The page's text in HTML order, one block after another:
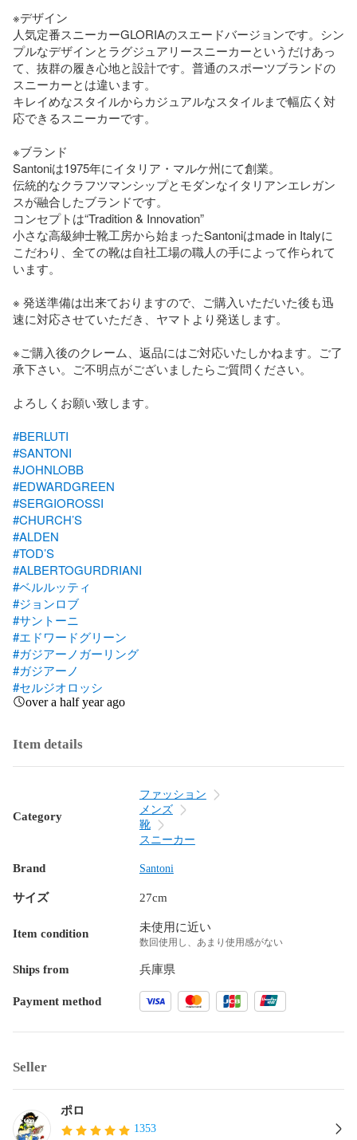
※デザイン
人気定番スニーカーGLORIAのスエードバージョンです。シン
プルなデザインとラグジュアリースニーカーというだけあっ
て、抜群の履き心地と設計です。普通のスポーツブランドの
スニーカーとは違います。
キレイめなスタイルからカジュアルなスタイルまで幅広く対
応できるスニーカーです。
※ブランド
Santoniは1975年にイタリア・マルケ州にて創業。
伝統的なクラフツマンシップとモダンなイタリアンエレガン
スが融合したブランドです。
コンセプトは“Tradition & Innovation”
小さな高級紳士靴工房から始まったSantoniはmade in Italyに
こだわり、全ての靴は自社工場の職人の手によって作られて
います。
※ 発送準備は出来ておりますので、ご購入いただいた後も迅
速に対応させていただき、ヤマトより発送します。
※ご購入後のクレーム、返品にはご対応いたしかねます。ご了
承下さい。ご不明点がございましたらご質問ください。
よろしくお願い致します。
#BERLUTI
#SANTONI
#JOHNLOBB
#EDWARDGREEN
#SERGIOROSSI
#CHURCH’S
#ALDEN
#TOD’S
#ALBERTOGURDRIANI
#ベルルッティ
#ジョンロブ
#サントーニ
#エドワードグリーン
#ガジアーノガーリング
#ガジアーノ
#セルジオロッシ
over a half year ago
Item details
Category
ファッション
メンズ
靴
スニーカー
Brand Santoni
サイズ 27cm
Item condition 未使用に近い
数回使用し、あまり使用感がない
Ships from 兵庫県
Payment method
Seller
ポロ
1353